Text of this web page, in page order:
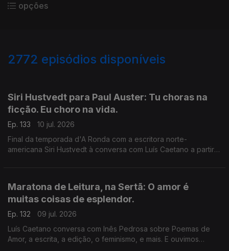
opções
2772 episódios disponíveis
Siri Hustvedt para Paul Auster: Tu choras na
ficção. Eu choro na vida.
Ep. 133
10 jul. 2026
Final da temporada d'A Ronda com a escritora norte-
americana Siri Hustvedt à conversa com Luís Caetano a partir
Maratona de Leitura, na Sertã: O amor é
muitas coisas de esplendor.
Ep. 132
09 jul. 2026
Luís Caetano conversa com Inês Pedrosa sobre Poemas de
Amor, a escrita, a edição, o feminismo, e mais. E ouvimos